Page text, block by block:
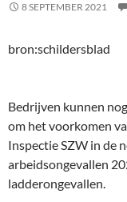
8 SEPTEMBER 2021
bron:schildersblad
Bedrijven kunnen
om het voorkomen
Inspectie SZW in de
arbeidsongevallen
ladderongevallen.